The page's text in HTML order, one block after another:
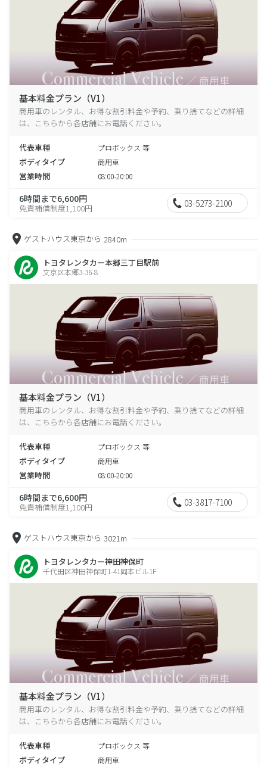
基本料金プラン（V1）
商用車のレンタル、お得な割引料金や予約、乗り捨てなどの詳細
は、こちらから各店舗にお電話ください。
代表車種 プロボックス 等
ボディタイプ 商用車
営業時間 08:00-20:00
6時間まで6,600円
免責補償制度1,100円 03-5273-2100
ゲストハウス東京から 2840m
トヨタレンタカー本郷三丁目駅前
文京区本郷3-36-8
基本料金プラン（V1）
商用車のレンタル、お得な割引料金や予約、乗り捨てなどの詳細
は、こちらから各店舗にお電話ください。
代表車種 プロボックス 等
ボディタイプ 商用車
営業時間 08:00-20:00
6時間まで6,600円
免責補償制度1,100円 03-3817-7100
ゲストハウス東京から 3021m
トヨタレンタカー神田神保町
千代田区神田神保町1-41岡本ビル1F
基本料金プラン（V1）
商用車のレンタル、お得な割引料金や予約、乗り捨てなどの詳細
は、こちらから各店舗にお電話ください。
代表車種 プロボックス 等
ボディタイプ 商用車